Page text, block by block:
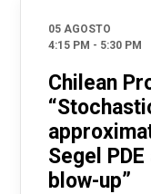
05 AGOSTO
4:15 PM - 5:30 PM
Chilean
Segel
blow-up”